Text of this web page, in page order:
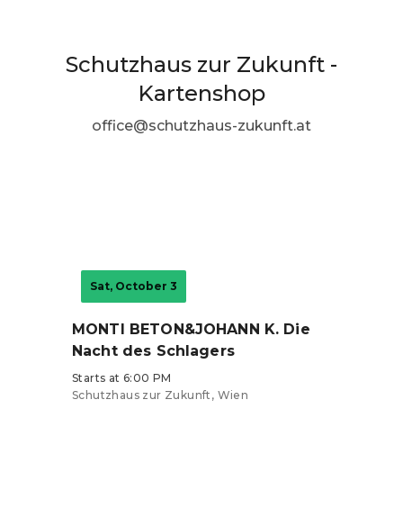
Schutzhaus zur Zukunft -
Kartenshop
office@schutzhaus-zukunft.at
Sat, October 3
MONTI BETON&JOHANN K. Die
Nacht des Schlagers
Starts at 6:00 PM
Schutzhaus zur Zukunft, Wien